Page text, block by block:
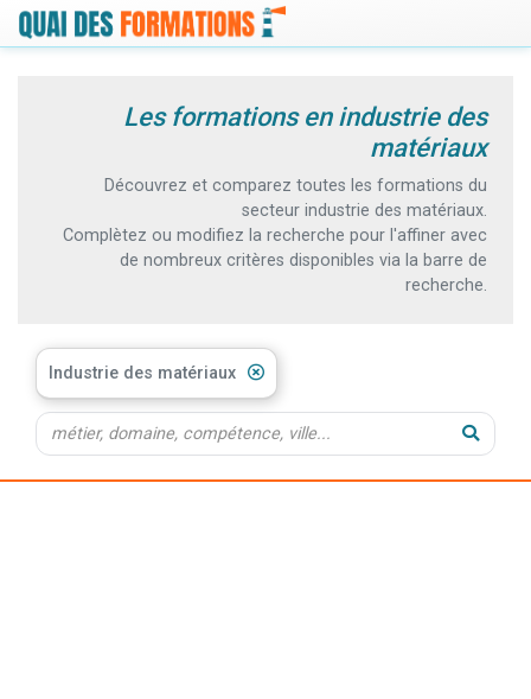
Les formations en industrie des
matériaux
Découvrez et comparez toutes les formations du
secteur industrie des matériaux.
Complètez ou modifiez la recherche pour l'affiner avec
de nombreux critères disponibles via la barre de
recherche.
Industrie des matériaux